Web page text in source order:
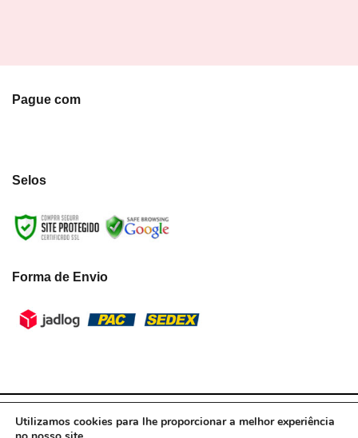
Pague com
Selos
Forma de Envio
LumiLua3D - CNPJ:39.433.787/0001-10 © Todos os direitos reservados.
2021
Utilizamos cookies para lhe proporcionar a melhor experiência